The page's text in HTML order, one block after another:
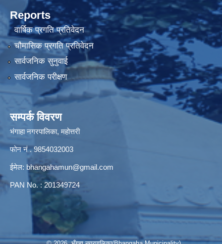
Reports
वार्षिक प्रगति प्रतिवेदन
चौमासिक प्रगति प्रतिवेदन
सार्वजनिक सुनुवाई
सार्वजनिक परीक्षण
सम्पर्क विवरण
भंगाहा नगरपालिका, महोत्तरी
फोन नं . 9854032003
ईमेल: bhangahamun@gmail.com
PAN No. : 201349724